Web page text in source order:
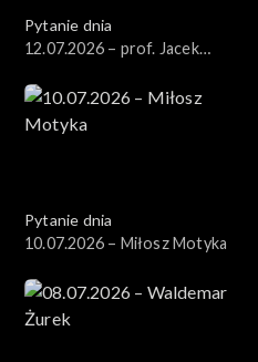
Pytanie dnia
12.07.2026 – prof. Jacek
Pytanie dnia
10.07.2026 – Miłosz Motyka